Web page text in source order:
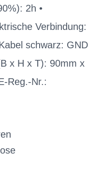
2h •
Verbindung:
schwarz: GND
x H x T): 90mm x
Reg.-Nr.: